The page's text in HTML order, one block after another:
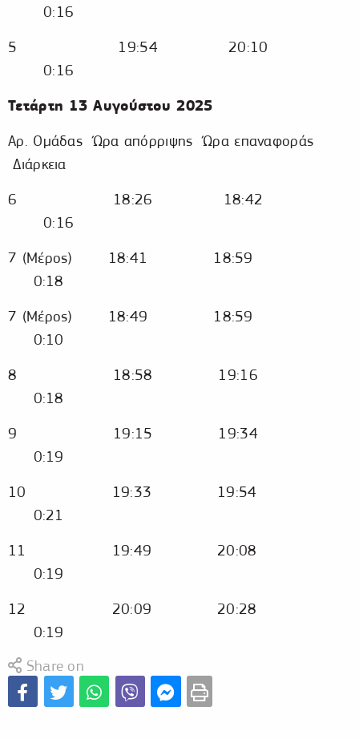
0:16
5 19:54 20:10
0:16
Τετάρτη 13 Αυγούστου 2025
Αρ. Ομάδας Ώρα απόρριψης Ώρα επαναφοράς
Διάρκεια
6 18:26 18:42
0:16
7 (Μέρος) 18:41 18:59
0:18
7 (Μέρος) 18:49 18:59
0:10
8 18:58 19:16
0:18
9 19:15 19:34
0:19
10 19:33 19:54
0:21
11 19:49 20:08
0:19
12 20:09 20:28
0:19
Share on